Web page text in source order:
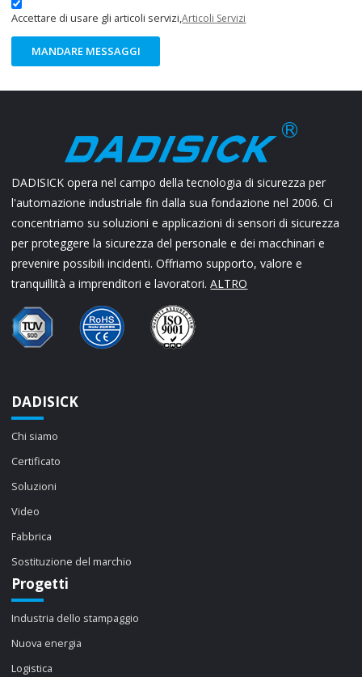
Accettare di usare gli articoli servizi,Articoli Servizi
MANDARE MESSAGGI
DADISICK opera nel campo della tecnologia di sicurezza per
l'automazione industriale fin dalla sua fondazione nel 2006. Ci
concentriamo su soluzioni e applicazioni di sensori di sicurezza
per proteggere la sicurezza del personale e dei macchinari e
prevenire possibili incidenti. Offriamo supporto, valore e
tranquillità a imprenditori e lavoratori.ALTRO
DADISICK
Chi siamo
Certificato
Soluzioni
Video
Fabbrica
Sostituzione del marchio
Progetti
Industria dello stampaggio
Nuova energia
Logistica